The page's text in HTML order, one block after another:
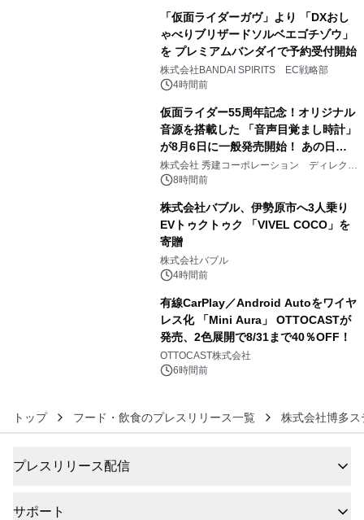
「仮面ライダーガヴ」より 「DXおし
ゃべりブリザードソルベエゴチゾウ」
を プレミアムバンダイで予約受付開始
株式会社BANDAI SPIRITS EC戦略部
4時間前
仮面ライダー55周年記念！オリジナル
音源を搭載した 「音声目覚まし時計」
が8月6日に一般発売開始！ あの日の
大興奮が今甦る
株式会社 秀建コーポレーション ディレクト
アートギャラリー
8時間前
株式会社バブル、伊勢原市へ3人乗り
EVトゥクトゥク 「VIVEL COCO」を
寄贈
株式会社バブル
4時間前
有線CarPlay／Android Autoをワイヤ
レス化 「Mini Aura」 OTTOCASTが
発売、2色展開で8/31まで40％OFF！
OTTOCAST株式会社
6時間前
トップ フード・飲食のプレスリリース一覧 株式会社博多
プレスリリース配信
サポート